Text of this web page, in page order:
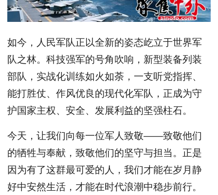
如今，人民军队正以全新的姿态屹立于世界军
队之林。科技强军的号角吹响，新型装备列装
部队，实战化训练如火如荼，一支听党指挥、
能打胜仗、作风优良的现代化军队，正成为守
护国家主权、安全、发展利益的坚强柱石。
今天，让我们向每一位军人致敬——致敬他们
的牺牲与奉献，致敬他们的坚守与担当。正是
因为有了这群最可爱的人，我们才能在岁月静
好中安然生活，才能在时代浪潮中稳步前行。